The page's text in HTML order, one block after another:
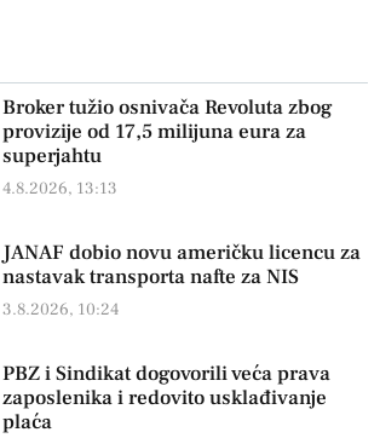
Broker tužio osnivača Revoluta zbog
provizije od 17,5 milijuna eura za
superjahtu
4.8.2026, 13:13
JANAF dobio novu američku licencu za
nastavak transporta nafte za NIS
3.8.2026, 10:24
PBZ i Sindikat dogovorili veća prava
zaposlenika i redovito usklađivanje
plaća